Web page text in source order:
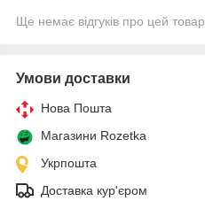
Ще немає відгуків про цей товар
Умови доставки
Нова Пошта
Магазини Rozetka
Укрпошта
Доставка кур'єром